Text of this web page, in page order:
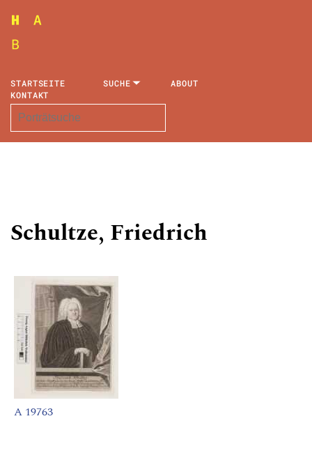
STARTSEITE SUCHE
ABOUT
KONTAKT
Schultze, Friedrich
A 19763